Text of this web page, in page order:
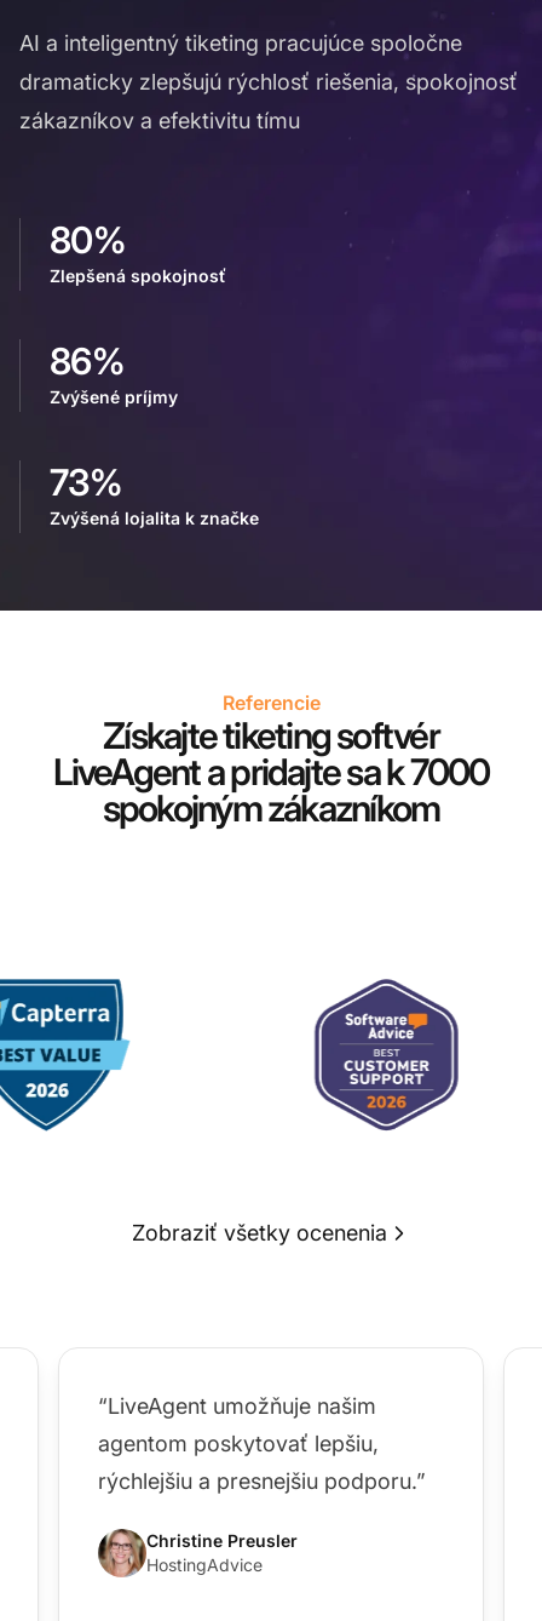
AI a inteligentný tiketing pracujúce spoločne
dramaticky zlepšujú rýchlosť riešenia, spokojnosť
zákazníkov a efektivitu tímu
Zlepšená spokojnosť
80%
Zvýšené príjmy
86%
Zvýšená lojalita k značke
73%
Referencie
Získajte tiketing softvér
LiveAgent a pridajte sa k 7000
spokojným zákazníkom
Zobraziť všetky ocenenia
“LiveAgent umožňuje našim
agentom poskytovať lepšiu,
rýchlejšiu a presnejšiu podporu.”
Christine Preusler
HostingAdvice